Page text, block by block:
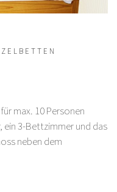
max. 10 Personen
3-Bettzimmer und das
neben dem